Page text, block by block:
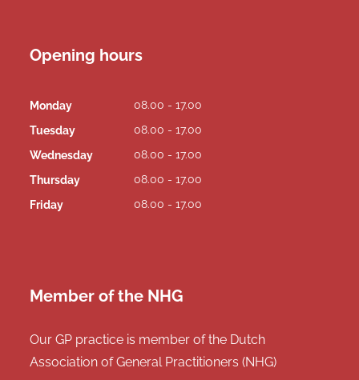
Opening hours
Monday 08.00 - 17.00
Tuesday 08.00 - 17.00
Wednesday 08.00 - 17.00
Thursday 08.00 - 17.00
Friday 08.00 - 17.00
Member of the NHG
Our GP practice is member of the Dutch
Association of General Practitioners (NHG)